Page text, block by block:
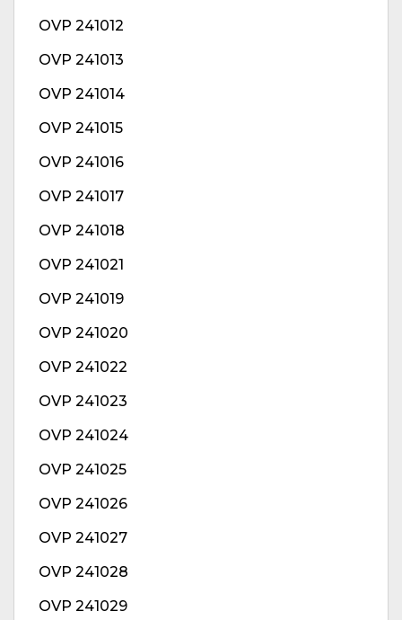
OVP 241012
OVP 241013
OVP 241014
OVP 241015
OVP 241016
OVP 241017
OVP 241018
OVP 241021
OVP 241019
OVP 241020
OVP 241022
OVP 241023
OVP 241024
OVP 241025
OVP 241026
OVP 241027
OVP 241028
OVP 241029